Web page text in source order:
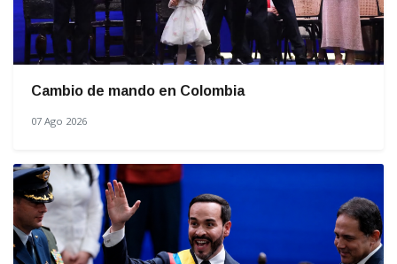
Cambio de mando en Colombia
07 Ago 2026